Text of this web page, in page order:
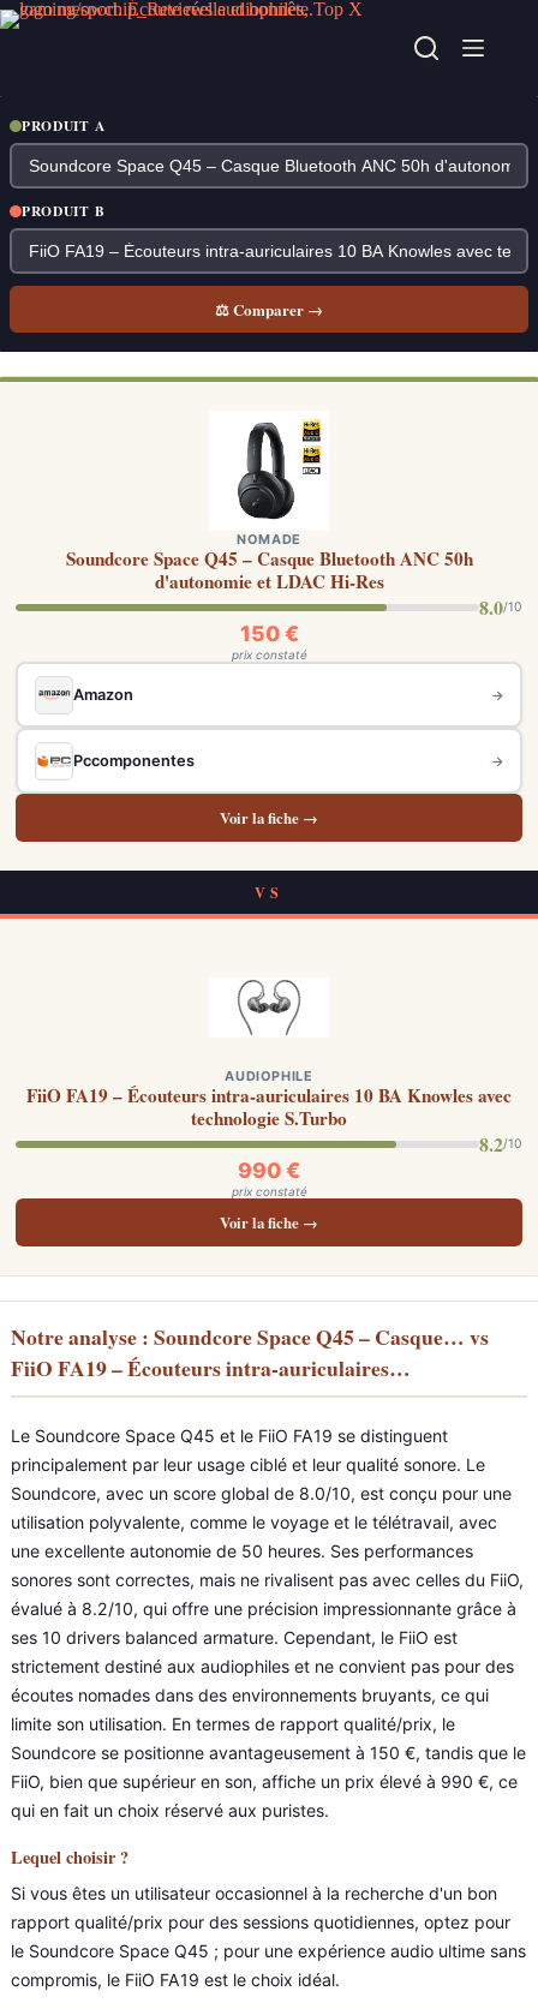
Passer
au
PRODUIT A
PRODUIT B
⚖ Comparer →
NOMADE
Soundcore Space Q45 – Casque Bluetooth ANC 50h
d'autonomie et LDAC Hi-Res
8.0/10
150 €
prix constaté
Amazon →
Pccomponentes →
Voir la fiche →
VS
AUDIOPHILE
FiiO FA19 – Écouteurs intra-auriculaires 10 BA Knowles avec
technologie S.Turbo
8.2/10
990 €
prix constaté
Voir la fiche →
Notre analyse : Soundcore Space Q45 – Casque… vs
FiiO FA19 – Écouteurs intra-auriculaires…
Le Soundcore Space Q45 et le FiiO FA19 se distinguent
principalement par leur usage ciblé et leur qualité sonore. Le
Soundcore, avec un score global de 8.0/10, est conçu pour une
utilisation polyvalente, comme le voyage et le télétravail, avec
une excellente autonomie de 50 heures. Ses performances
sonores sont correctes, mais ne rivalisent pas avec celles du FiiO,
évalué à 8.2/10, qui offre une précision impressionnante grâce à
ses 10 drivers balanced armature. Cependant, le FiiO est
strictement destiné aux audiophiles et ne convient pas pour des
écoutes nomades dans des environnements bruyants, ce qui
limite son utilisation. En termes de rapport qualité/prix, le
Soundcore se positionne avantageusement à 150 €, tandis que le
FiiO, bien que supérieur en son, affiche un prix élevé à 990 €, ce
qui en fait un choix réservé aux puristes.
Lequel choisir ?
Si vous êtes un utilisateur occasionnel à la recherche d'un bon
rapport qualité/prix pour des sessions quotidiennes, optez pour
le Soundcore Space Q45 ; pour une expérience audio ultime sans
compromis, le FiiO FA19 est le choix idéal.